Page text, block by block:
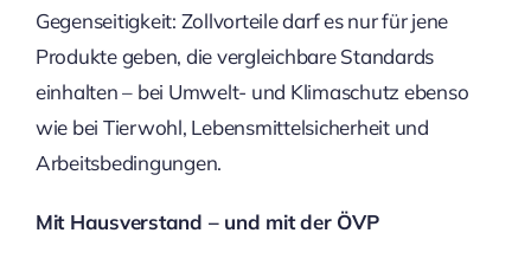
Gegenseitigkeit: Zollvorteile darf es nur für jene
Produkte geben, die vergleichbare Standards
einhalten – bei Umwelt- und Klimaschutz ebenso
wie bei Tierwohl, Lebensmittelsicherheit und
Arbeitsbedingungen.
Mit Hausverstand – und mit der ÖVP